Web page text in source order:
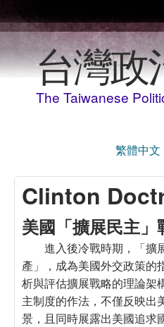
台灣政
The Taiwanese
繁體中文
Clinton
美國「擴展民主
進入後冷戰時期，「擴
產」，成為美國外交政策的
析與評估擴展戰略的理論架
主制度的作法，不僅反映出
景，且同時展露出美國追求